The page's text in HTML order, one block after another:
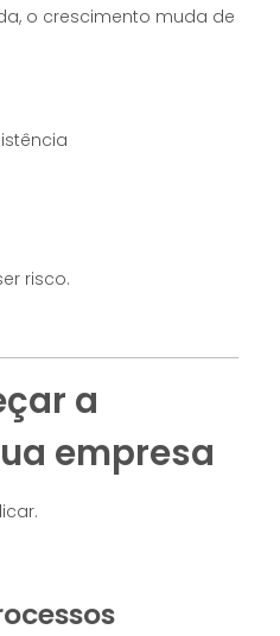
o crescimento muda de
risco.
a
empresa